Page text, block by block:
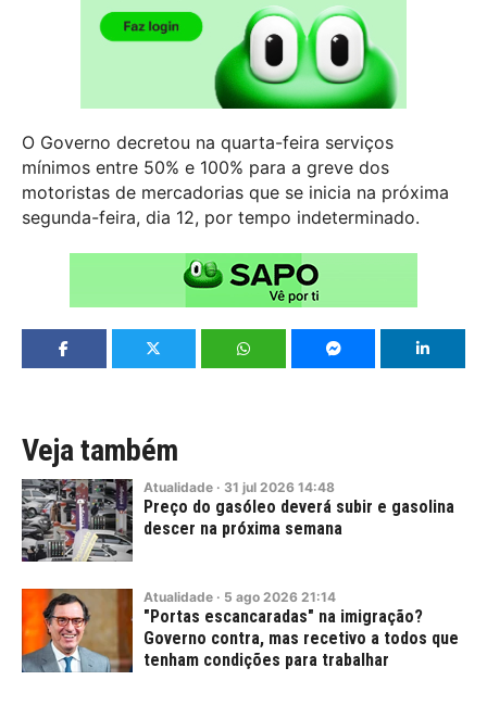
O Governo decretou na quarta-feira serviços
mínimos entre 50% e 100% para a greve dos
motoristas de mercadorias que se inicia na próxima
segunda-feira, dia 12, por tempo indeterminado.
Veja também
Atualidade · 31 jul 2026 14:48
Preço do gasóleo deverá subir e gasolina
descer na próxima semana
Atualidade · 5 ago 2026 21:14
"Portas escancaradas" na imigração?
Governo contra, mas recetivo a todos que
tenham condições para trabalhar